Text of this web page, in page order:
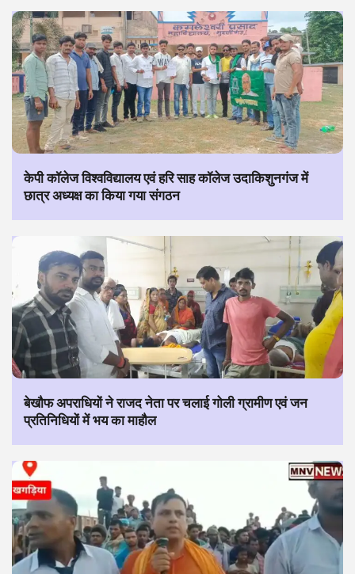
केपी कॉलेज विश्वविद्यालय एवं हरि साह कॉलेज उदाकिशुनगंज में
छात्र अध्यक्ष का किया गया संगठन
बेखौफ अपराधियों ने राजद नेता पर चलाई गोली ग्रामीण एवं जन
प्रतिनिधियों में भय का माहौल